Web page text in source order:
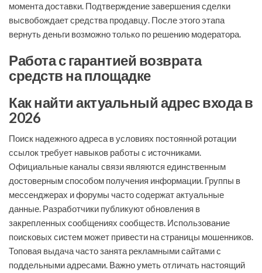
момента доставки. Подтверждение завершения сделки
высвобождает средства продавцу. После этого этапа
вернуть деньги возможно только по решению модератора.
Работа с гарантией возврата
средств на площадке
Как найти актуальный адрес входа в
2026
Поиск надежного адреса в условиях постоянной ротации
ссылок требует навыков работы с источниками.
Официальные каналы связи являются единственным
достоверным способом получения информации. Группы в
мессенджерах и форумы часто содержат актуальные
данные. Разработчики публикуют обновления в
закрепленных сообщениях сообществ. Использование
поисковых систем может привести на страницы мошенников.
Топовая выдача часто занята рекламными сайтами с
поддельными адресами. Важно уметь отличать настоящий